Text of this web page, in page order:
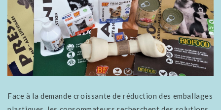
Face à la demande croissante de réduction des emballages